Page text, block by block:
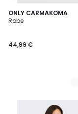
ONLY CARMAKOMA
Robe
44,99 €
2
Couleurs